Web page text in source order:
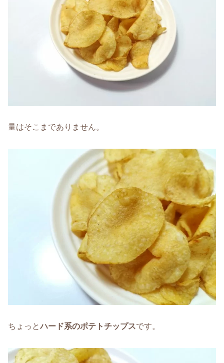
量はそこまでありません。
ちょっとハード系のポテトチップスです。